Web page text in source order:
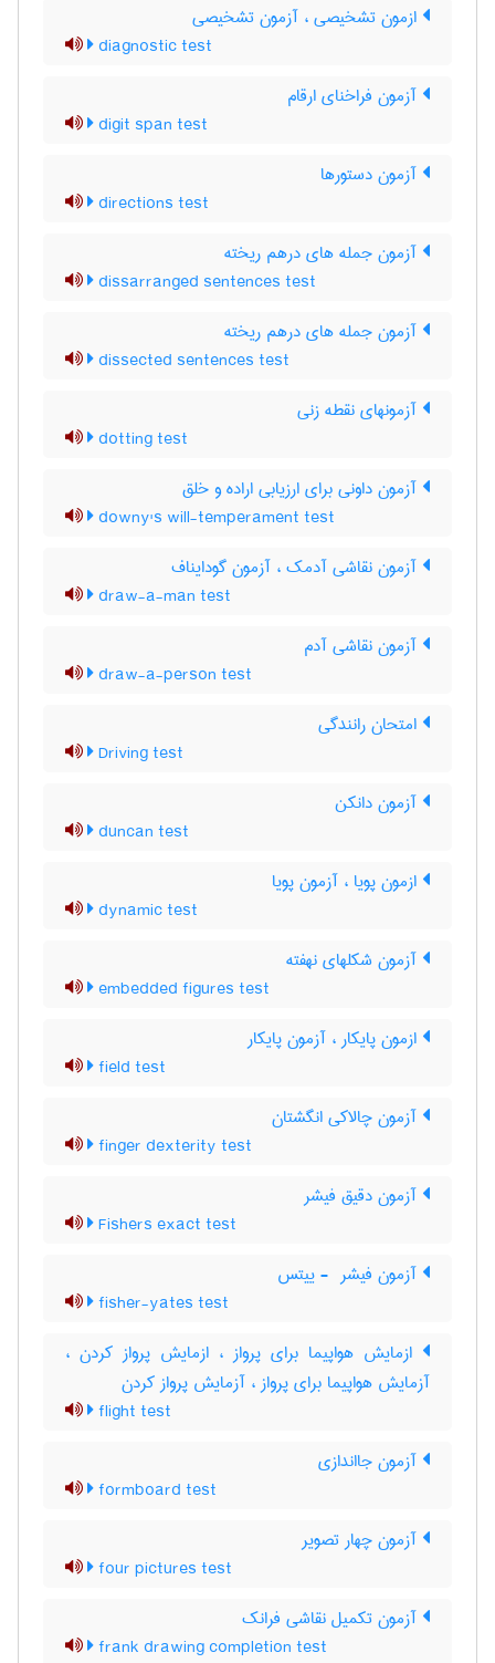
ازمون تشخیصی ، آزمون تشخیصی
diagnostic test
آزمون فراخنای ارقام
digit span test
آزمون دستورها
directions test
آزمون جمله های درهم ریخته
dissarranged sentences test
آزمون جمله های درهم ریخته
dissected sentences test
آزمونهای نقطه زنی
dotting test
آزمون داونی برای ارزیابی اراده و خلق
downy's will-temperament test
آزمون نقاشی آدمک ، آزمون گودایناف
draw-a-man test
آزمون نقاشی آدم
draw-a-person test
امتحان رانندگی
Driving test
آزمون دانکن
duncan test
ازمون پویا ، آزمون پویا
dynamic test
آزمون شکلهای نهفته
embedded figures test
ازمون پایکار ، آزمون پایکار
field test
آزمون چالاکی انگشتان
finger dexterity test
آزمون دقیق فیشر
Fishers exact test
آزمون فیشر ‎ - ییتس
fisher-yates test
ازمایش هواپیما برای پرواز ، ازمایش پرواز کردن ،
آزمایش هواپیما برای پرواز ، آزمایش پرواز کردن
flight test
آزمون جااندازی
formboard test
آزمون چهار تصویر
four pictures test
آزمون تکمیل نقاشی فرانک
frank drawing completion test